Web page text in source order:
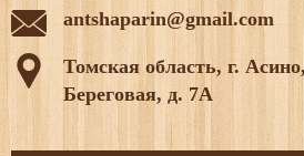
antshaparin@gmail.com
Томская область, г.
Береговая, д. 7А